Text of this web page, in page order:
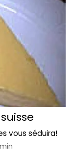
vous séduira!